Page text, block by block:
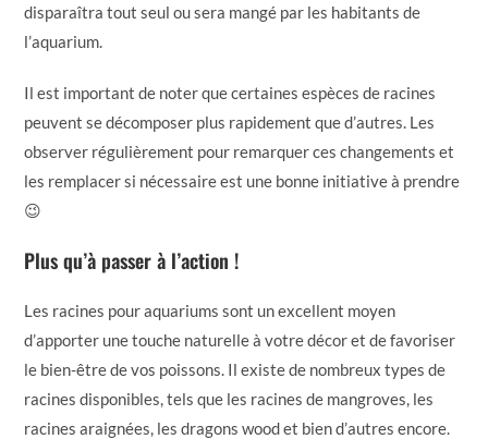
disparaîtra tout seul ou sera mangé par les habitants de
l’aquarium.
Il est important de noter que certaines espèces de racines
peuvent se décomposer plus rapidement que d’autres. Les
observer régulièrement pour remarquer ces changements et
les remplacer si nécessaire est une bonne initiative à prendre
😉
Plus qu’à passer à l’action !
Les racines pour aquariums sont un excellent moyen
d’apporter une touche naturelle à votre décor et de favoriser
le bien-être de vos poissons. Il existe de nombreux types de
racines disponibles, tels que les racines de mangroves, les
racines araignées, les dragons wood et bien d’autres encore.